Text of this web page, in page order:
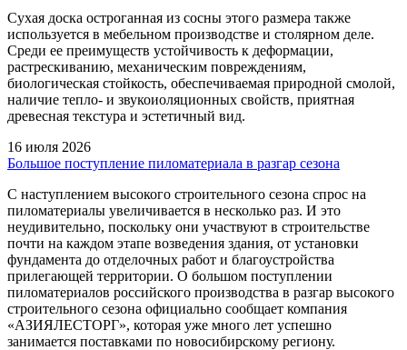
Сухая доска остроганная из сосны этого размера также
используется в мебельном производстве и столярном деле.
Среди ее преимуществ устойчивость к деформации,
растрескиванию, механическим повреждениям,
биологическая стойкость, обеспечиваемая природной смолой,
наличие тепло- и звукоиоляционных свойств, приятная
древесная текстура и эстетичный вид.
16 июля 2026
Большое поступление пиломатериала в разгар сезона
С наступлением высокого строительного сезона спрос на
пиломатериалы увеличивается в несколько раз. И это
неудивительно, поскольку они участвуют в строительстве
почти на каждом этапе возведения здания, от установки
фундамента до отделочных работ и благоустройства
прилегающей территории. О большом поступлении
пиломатериалов российского производства в разгар высокого
строительного сезона официально сообщает компания
«АЗИЯЛЕСТОРГ», которая уже много лет успешно
занимается поставками по новосибирскому региону.